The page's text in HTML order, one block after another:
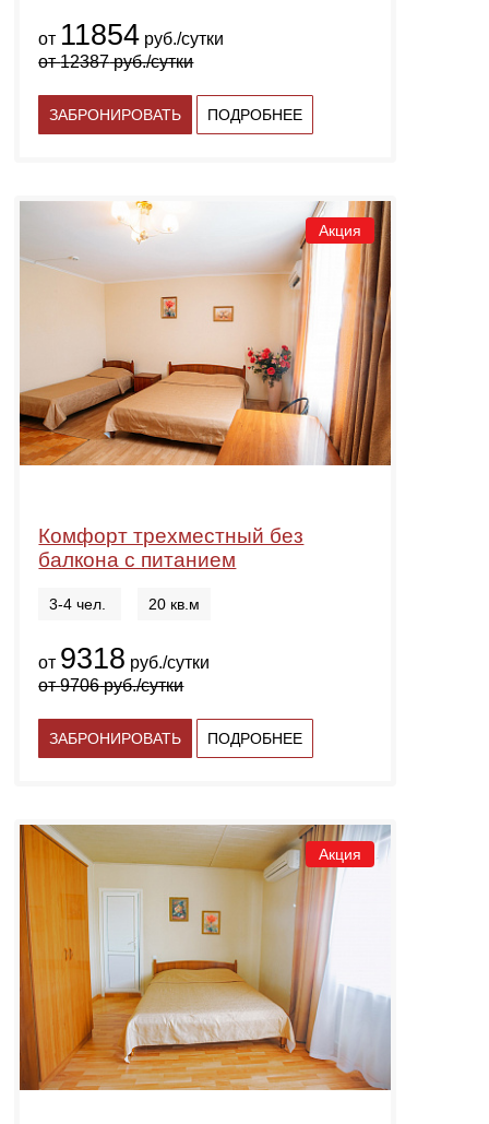
от 11854 руб./сутки
от12387руб./сутки
ЗАБРОНИРОВАТЬ ПОДРОБНЕЕ
Акция
Комфорт трехместный без
балкона с питанием
3-4 чел. 20 кв.м
от 9318 руб./сутки
от9706руб./сутки
ЗАБРОНИРОВАТЬ ПОДРОБНЕЕ
Акция